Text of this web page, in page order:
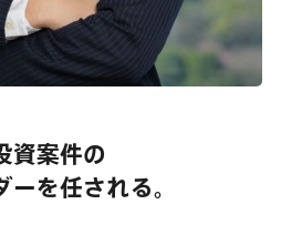
資案件の
ーを任される。